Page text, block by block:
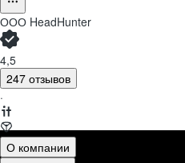
ООО HeadHunter
4,5
247 отзывов
·
О компании